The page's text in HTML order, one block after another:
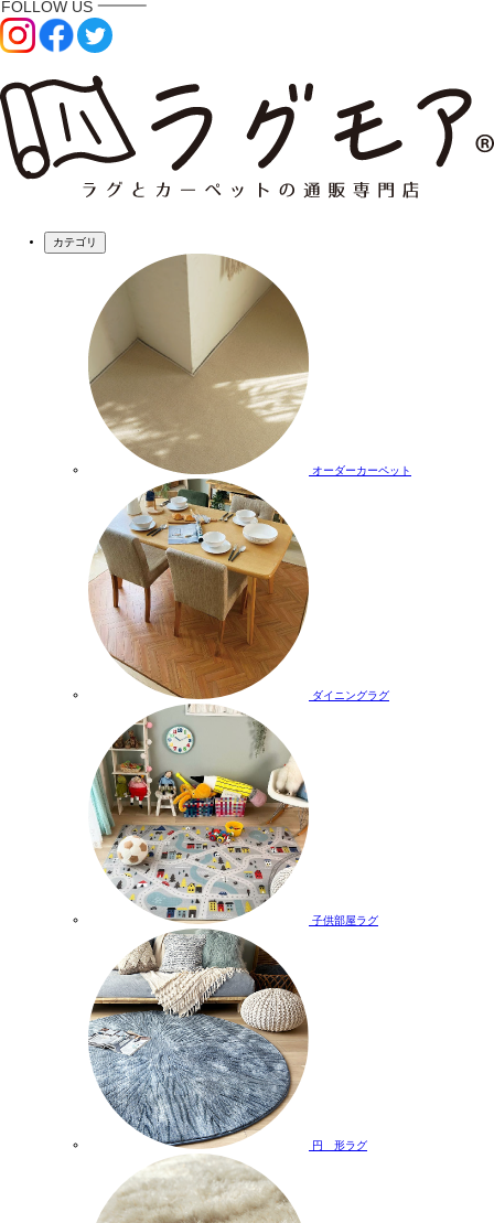
カテゴリ
オーダーカーペット
ダイニングラグ
子供部屋ラグ
円 形ラグ